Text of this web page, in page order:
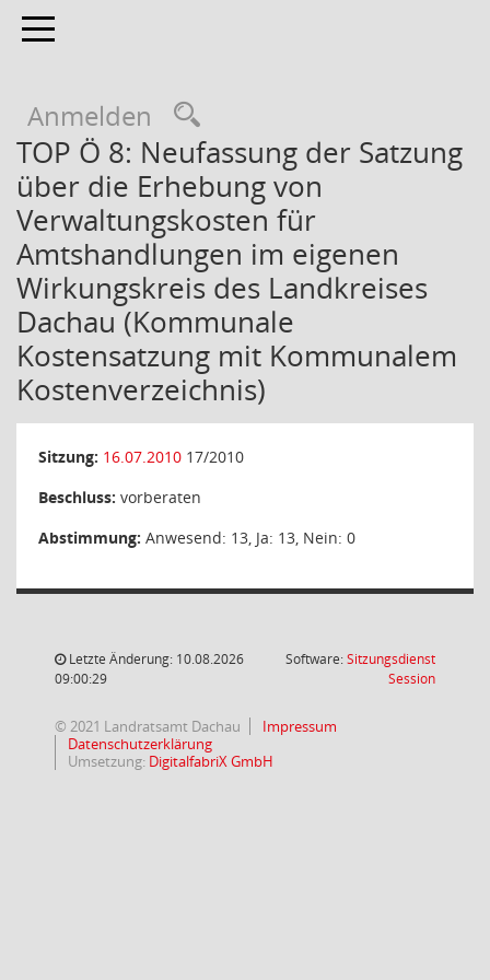
Toggle navigation
Anmelden
TOP Ö 8: Neufassung der Satzung
über die Erhebung von
Verwaltungskosten für
Amtshandlungen im eigenen
Wirkungskreis des Landkreises
Dachau (Kommunale
Kostensatzung mit Kommunalem
Kostenverzeichnis)
Sitzung: 16.07.2010 17/2010
Beschluss: vorberaten
Abstimmung: Anwesend: 13, Ja: 13, Nein: 0
Letzte Änderung: 10.08.2026
09:00:29
Software:Sitzungsdienst
Session(Wird in
© 2021 Landratsamt Dachau
Impressum
Datenschutzerklärung
Umsetzung: DigitalfabriX GmbH